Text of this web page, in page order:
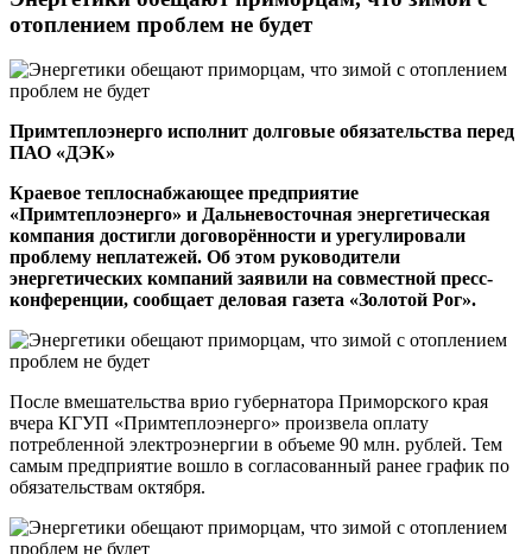
отоплением проблем не будет
Примтеплоэнерго исполнит долговые обязательства перед
ПАО «ДЭК»
Краевое теплоснабжающее предприятие
«Примтеплоэнерго» и Дальневосточная энергетическая
компания достигли договорённости и урегулировали
проблему неплатежей. Об этом руководители
энергетических компаний заявили на совместной пресс-
конференции, сообщает деловая газета «Золотой Рог».
После вмешательства врио губернатора Приморского края
вчера КГУП «Примтеплоэнерго» произвела оплату
потребленной электроэнергии в объеме 90 млн. рублей. Тем
самым предприятие вошло в согласованный ранее график по
обязательствам октября.